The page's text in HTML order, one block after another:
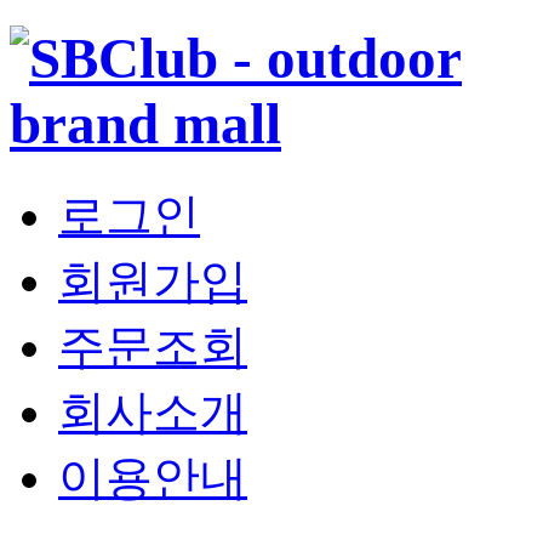
로그인
회원가입
주문조회
회사소개
이용안내